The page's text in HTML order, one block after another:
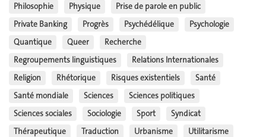
Philosophie
Physique
Prise de parole en public
Private Banking
Progrès Psychédélique
Psychologie
Quantique
Queer
Recherche
Regroupements linguistiques
Relations Internationales
Religion
Rhétorique Risques existentiels
Santé
Santé mondiale
Sciences
Sciences politiques
Sciences sociales
Sociologie Sport
Syndicat
Thérapeutique
Traduction Urbanisme
Utilitarisme